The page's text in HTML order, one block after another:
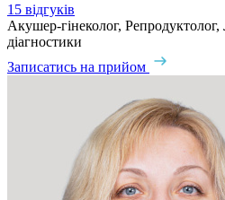
15 відгуків
Акушер-гінеколог, Репродуктолог,
діагностики
Записатись на прийом